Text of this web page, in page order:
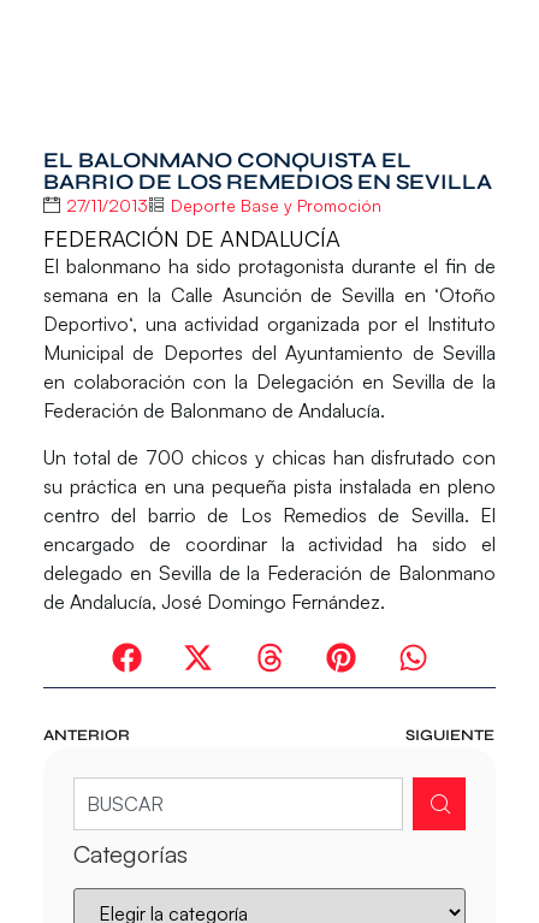
EL BALONMANO CONQUISTA EL
BARRIO DE LOS REMEDIOS EN SEVILLA
27/11/2013 Deporte Base y Promoción
FEDERACIÓN DE ANDALUCÍA
El balonmano ha sido protagonista durante el fin de
semana en la Calle Asunción de Sevilla en ‘Otoño
Deportivo‘, una actividad organizada por el Instituto
Municipal de Deportes del Ayuntamiento de Sevilla
en colaboración con la Delegación en Sevilla de la
Federación de Balonmano de Andalucía.
Un total de 700 chicos y chicas han disfrutado con
su práctica en una pequeña pista instalada en pleno
centro del barrio de Los Remedios de Sevilla. El
encargado de coordinar la actividad ha sido el
delegado en Sevilla de la Federación de Balonmano
de Andalucía, José Domingo Fernández.
ANTERIOR SIGUIENTE
Categorías